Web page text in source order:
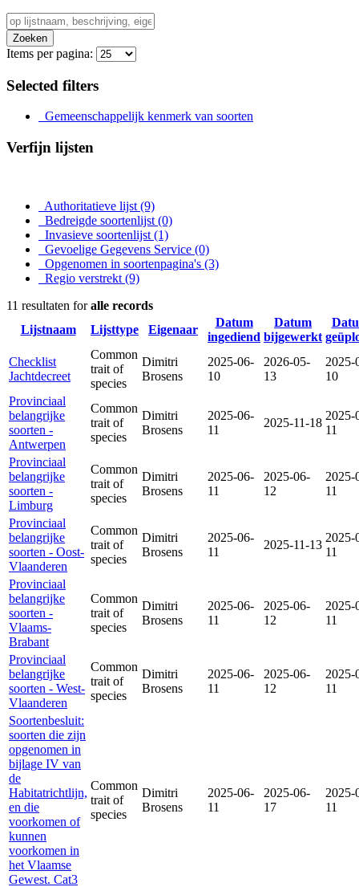
Zoeken
Items per pagina:
Selected filters
Gemeenschappelijk kenmerk van soorten
Verfijn lijsten
Authoritatieve lijst (9)
Bedreigde soortenlijst (0)
Invasieve soortenlijst (1)
Gevoelige Gegevens Service (0)
Opgenomen in soortenpagina's (3)
Regio verstrekt (9)
11 resultaten foralle records
Lijstnaam
Lijsttype Eigenaar
Datum
ingediend
Datum
bijgewerkt
Checklist
Jachtdecreet
Common
trait of
species
Dimitri
Brosens
2025-06-
10
2026-05-
13
2025-
10
Provinciaal
belangrijke
soorten -
Antwerpen
Common
trait of
species
Dimitri
Brosens
2025-06-
11
2025-11-18
2025-
11
Provinciaal
belangrijke
soorten -
Limburg
Common
trait of
species
Dimitri
Brosens
2025-06-
11
2025-06-
12
2025-
11
Provinciaal
belangrijke
soorten - Oost-
Vlaanderen
Common
trait of
species
Dimitri
Brosens
2025-06-
11
2025-11-13
2025-
11
Provinciaal
belangrijke
soorten -
Vlaams-
Brabant
Common
trait of
species
Dimitri
Brosens
2025-06-
11
2025-06-
12
2025-
11
Provinciaal
belangrijke
soorten - West-
Vlaanderen
Common
trait of
species
Dimitri
Brosens
2025-06-
11
2025-06-
12
2025-
11
Soortenbesluit:
soorten die zijn
opgenomen in
bijlage IV van
de
Habitatrichtlijn,
en die
voorkomen of
kunnen
voorkomen in
het Vlaamse
Gewest. Cat3
Common
trait of
species
Dimitri
Brosens
2025-06-
11
2025-06-
17
2025-
11